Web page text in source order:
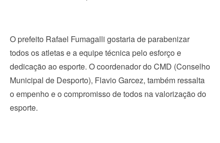
O prefeito Rafael Fumagalli gostaria de parabenizar
todos os atletas e a equipe técnica pelo esforço e
dedicação ao esporte. O coordenador do CMD (Conselho
Municipal de Desporto), Flavio Garcez, também ressalta
o empenho e o compromisso de todos na valorização do
esporte.